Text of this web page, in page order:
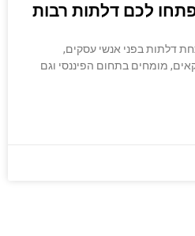
לכם דלתות רבות
דלתות בפני אנשי עסקים,
מומחים בתחום הפיננסי וגם